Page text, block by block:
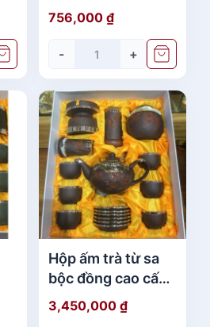
màu nâu cao cấp
756,000 ₫
- +
Hộp ấm trà từ sa
bộc đồng cao cấp
Bát Tràng chính
hãng
3,450,000 ₫